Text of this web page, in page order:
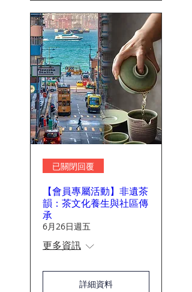
已關閉回覆
【會員專屬活動】非遺茶
韻：茶文化養生與社區傳
承
6月26日週五
更多資訊
詳細資料